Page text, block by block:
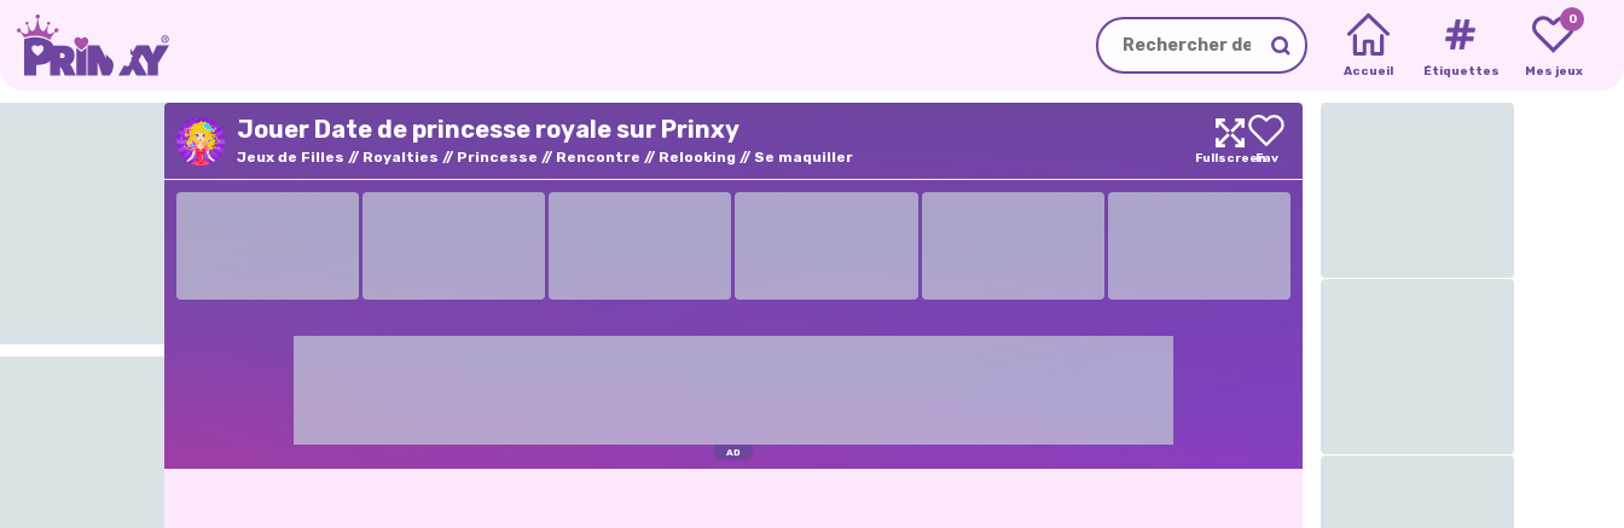
Accueil Étiquettes
0
Mes jeux
Jouer Date de princesse royale sur Prinxy
Jeux de Filles Royalties Princesse Rencontre Relooking Se maquiller